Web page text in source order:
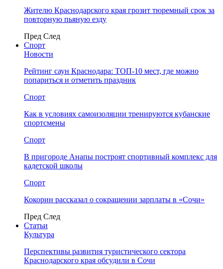
Жителю Краснодарского края грозит тюремный срок за
повторную пьяную езду
Пред След
Спорт
Новости
Рейтинг саун Краснодара: ТОП-10 мест, где можно
попариться и отметить праздник
Спорт
Как в условиях самоизоляции тренируются кубанские
спортсмены
Спорт
В пригороде Анапы построят спортивный комплекс для
кадетской школы
Спорт
Кокорин рассказал о сокращении зарплаты в «Сочи»
Пред След
Статьи
Культура
Перспективы развития туристического сектора
Краснодарского края обсудили в Сочи